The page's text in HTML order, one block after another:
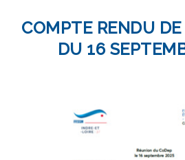
COMPTE RENDU
DU 16